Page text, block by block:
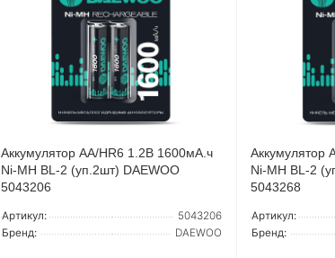
Аккумулятор AA/HR6 1.2В 1600мА.ч
Ni-MH BL-2 (уп.2шт) DAEWOO
5043206
Артикул:
5043206
Бренд:
DAEWOO
Аккумулятор
Ni-MH BL-2
5043268
Артикул:
Бренд: